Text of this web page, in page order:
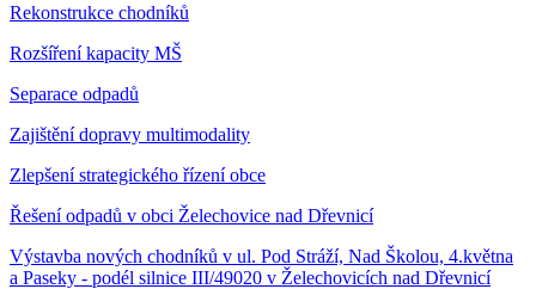
Rekonstrukce chodníků
Rozšíření kapacity MŠ
Separace odpadů
Zajištění dopravy multimodality
Zlepšení strategického řízení obce
Řešení odpadů v obci Želechovice nad Dřevnicí
Výstavba nových chodníků v ul. Pod Stráží, Nad Školou, 4.května
a Paseky - podél silnice III/49020 v Želechovicích nad Dřevnicí